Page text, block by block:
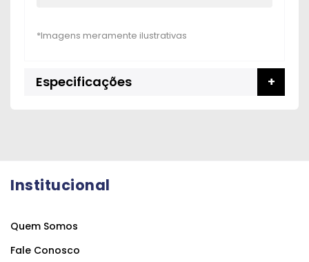
Especificações
Institucional
Quem Somos
Fale Conosco